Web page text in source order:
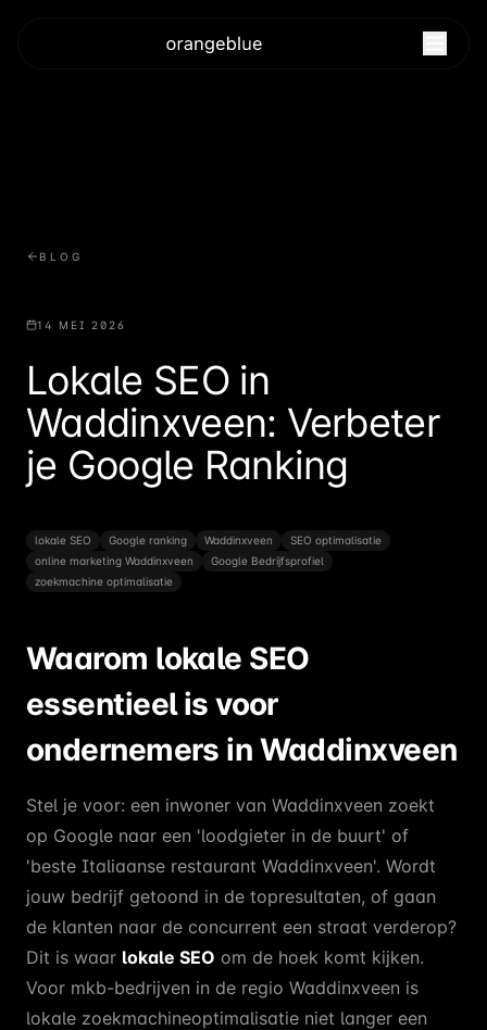
BLOG
14 MEI 2026
Lokale SEO in
Waddinxveen: Verbeter
je Google Ranking
lokale SEO Google ranking Waddinxveen
SEO optimalisatie
online marketing Waddinxveen
Google Bedrijfsprofiel
zoekmachine optimalisatie
Waarom lokale SEO
essentieel is voor
ondernemers in Waddinxveen
Stel je voor: een inwoner van Waddinxveen zoekt
op Google naar een 'loodgieter in de buurt' of
'beste Italiaanse restaurant Waddinxveen'. Wordt
jouw bedrijf getoond in de topresultaten, of gaan
de klanten naar de concurrent een straat verderop?
Dit is waar lokale SEO om de hoek komt kijken.
Voor mkb-bedrijven in de regio Waddinxveen is
lokale zoekmachineoptimalisatie niet langer een